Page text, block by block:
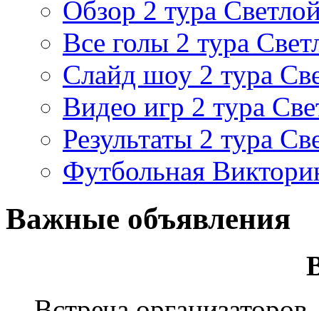
Обзор 2 тура
Все голы 2 тура
Слайд шоу 2 тура
Видео игр 2 тура
Результаты 2 тура
Футбольная
Важные объявления